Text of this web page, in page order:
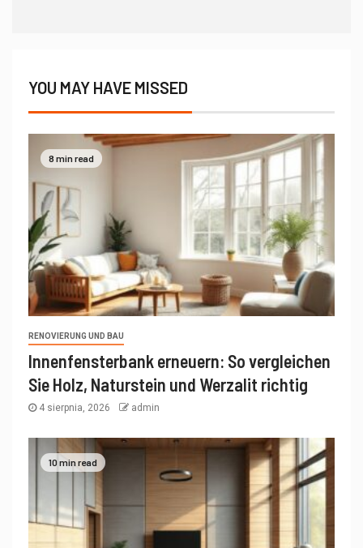
YOU MAY HAVE MISSED
8 min read
RENOVIERUNG UND BAU
Innenfensterbank erneuern: So vergleichen
Sie Holz, Naturstein und Werzalit richtig
4 sierpnia, 2026 admin
10 min read